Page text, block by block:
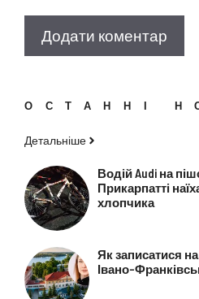
ОСТАННІ
Детальніше
Водій Audi на
Прикарпатті
хлопчика
Як записатися
Івано-